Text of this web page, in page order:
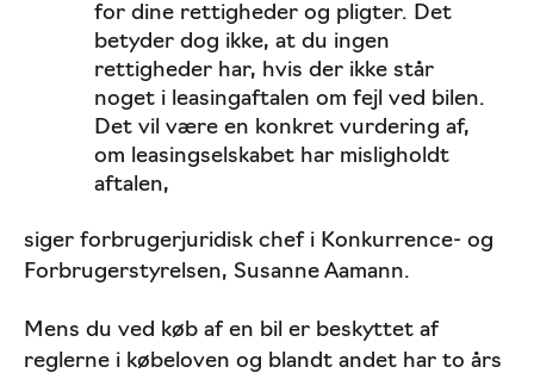
for dine rettigheder og pligter. Det
betyder dog ikke, at du ingen
rettigheder har, hvis der ikke står
noget i leasingaftalen om fejl ved bilen.
Det vil være en konkret vurdering af,
om leasingselskabet har misligholdt
aftalen,
siger forbrugerjuridisk chef i Konkurrence- og
Forbrugerstyrelsen, Susanne Aamann.
Mens du ved køb af en bil er beskyttet af
reglerne i købeloven og blandt andet har to års